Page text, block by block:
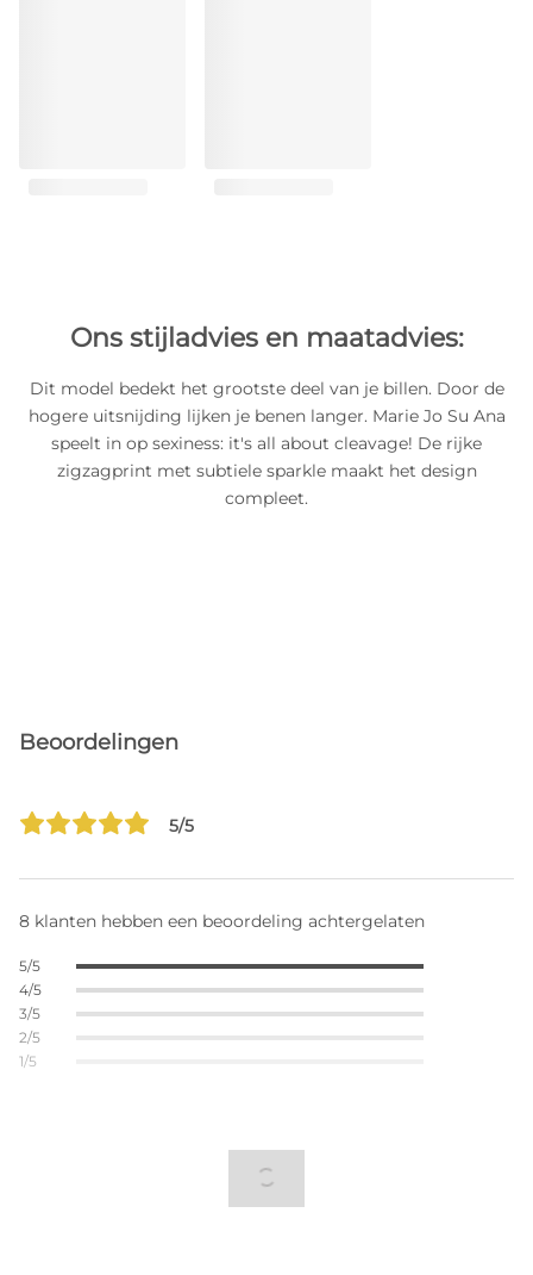
Ons stijladvies en maatadvies:
Dit model bedekt het grootste deel van je billen. Door de
hogere uitsnijding lijken je benen langer. Marie Jo Su Ana
speelt in op sexiness: it's all about cleavage! De rijke
zigzagprint met subtiele sparkle maakt het design
compleet.
Beoordelingen
5/5
8 klanten hebben een beoordeling achtergelaten
5/5
4/5
3/5
2/5
1/5